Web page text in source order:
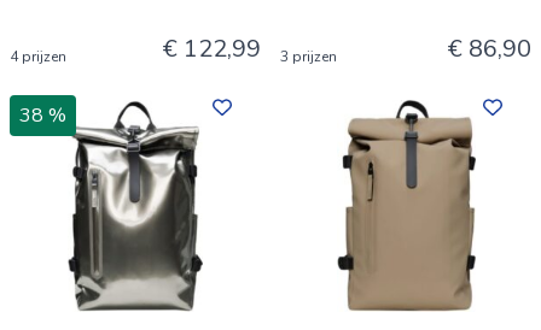
4 prijzen € 122,99 3 prijzen € 86,90
38 %